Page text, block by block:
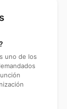
uno de los